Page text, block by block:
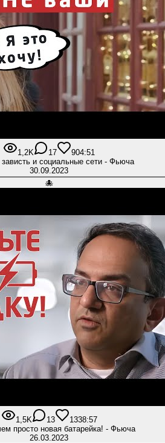
1,2K 17 904:51
и социальные сети - Фьюча
30.09.2023
🐙
1,5K 13 1338:57
просто новая батарейка! - Фьюча
26.03.2023